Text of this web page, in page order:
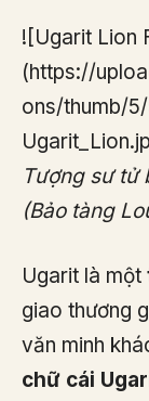
![Ugarit Lion
(https://
ons/thumb/
Tượng sư tử
(Bảo tàng
Ugarit là một
giao thương
văn minh
chữ cái